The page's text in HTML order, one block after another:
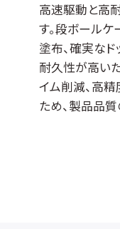
高速駆動と高
す。段ボールケ
塗布、確実なド
耐久性が高い
イム削減、高
ため、製品品